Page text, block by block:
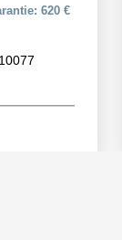
620 €
10077